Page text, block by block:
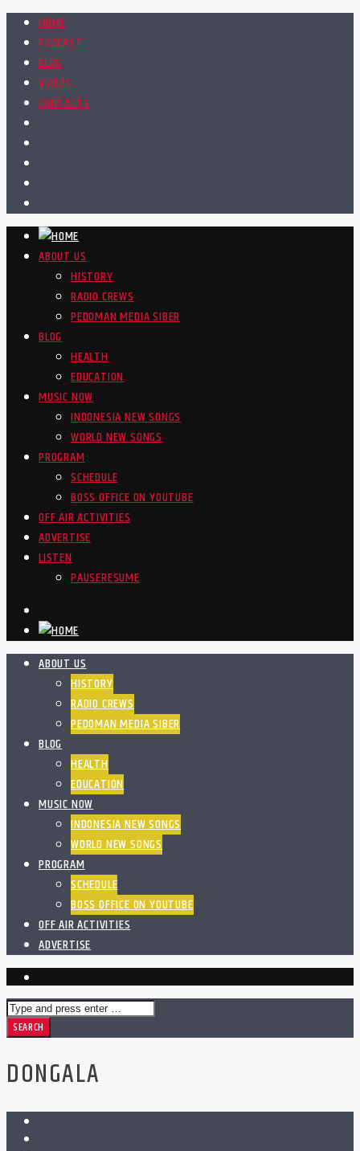
HOME
PODCAST
BLOG
VIDEOS
CONTACTS
ABOUT US
HISTORY
RADIO CREWS
PEDOMAN MEDIA SIBER
BLOG
HEALTH
EDUCATION
MUSIC NOW
INDONESIA NEW SONGS
WORLD NEW SONGS
PROGRAM
SCHEDULE
BOSS OFFICE ON YOUTUBE
OFF AIR ACTIVITIES
ADVERTISE
LISTEN
PAUSERESUME
ABOUT US
HISTORY
RADIO CREWS
PEDOMAN MEDIA SIBER
BLOG
HEALTH
EDUCATION
MUSIC NOW
INDONESIA NEW SONGS
WORLD NEW SONGS
PROGRAM
SCHEDULE
BOSS OFFICE ON YOUTUBE
OFF AIR ACTIVITIES
ADVERTISE
DONGALA